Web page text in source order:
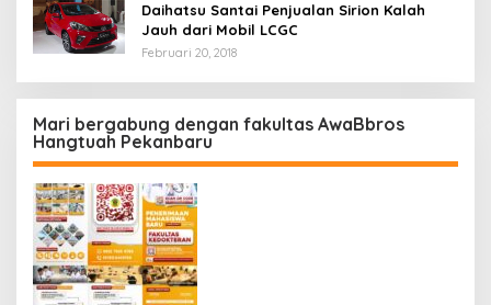
Daihatsu Santai Penjualan Sirion Kalah
Jauh dari Mobil LCGC
Februari 20, 2018
Mari bergabung dengan fakultas AwaBbros
Hangtuah Pekanbaru